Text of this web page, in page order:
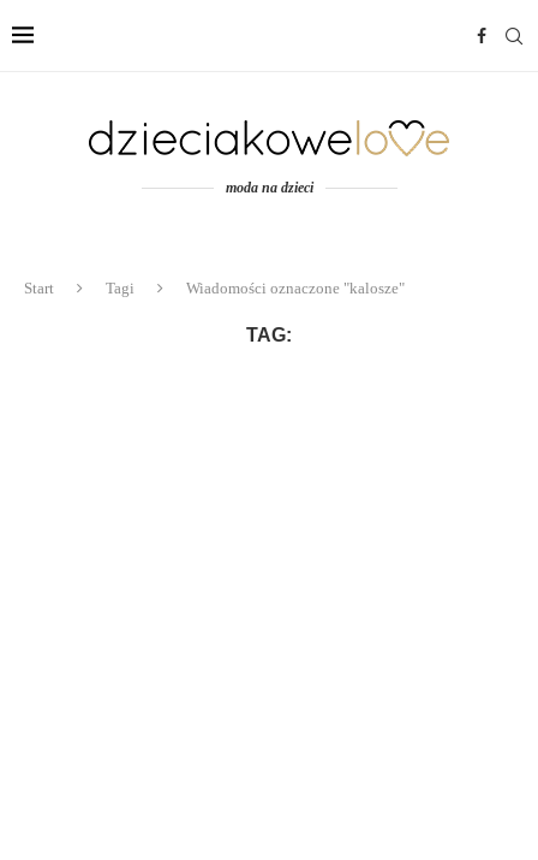
moda na dzieci
Start Tagi Wiadomości oznaczone "kalosze"
TAG: